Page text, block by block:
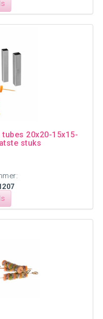
20x20-15x15-
stuks